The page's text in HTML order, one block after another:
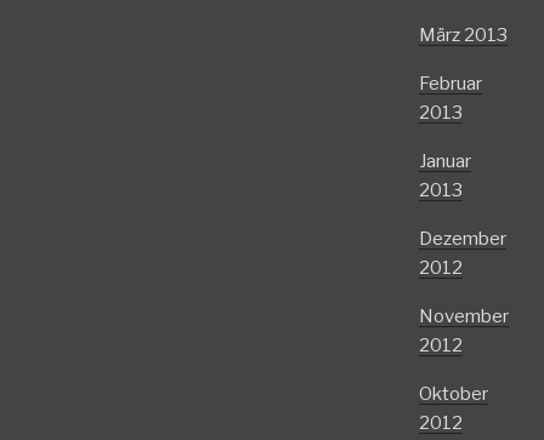
März 2013
Februar
2013
Januar
2013
Dezember
2012
November
2012
Oktober
2012